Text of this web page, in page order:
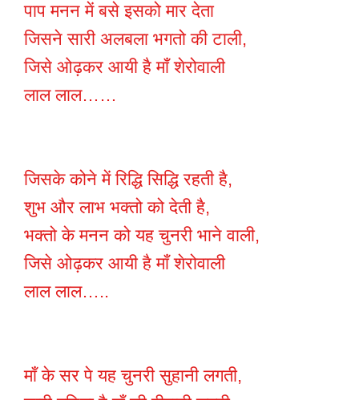
पाप मनन में बसे इसको मार देता
जिसने सारी अलबला भगतो की टाली,
जिसे ओढ़कर आयी है माँ शेरोवाली
लाल लाल……
जिसके कोने में रिद्धि सिद्धि रहती है,
शुभ और लाभ भक्तो को देती है,
भक्तो के मनन को यह चुनरी भाने वाली,
जिसे ओढ़कर आयी है माँ शेरोवाली
लाल लाल…..
माँ के सर पे यह चुनरी सुहानी लगती,